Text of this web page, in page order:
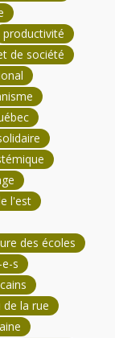
productivité
de société
l'est
des écoles
s
de la rue